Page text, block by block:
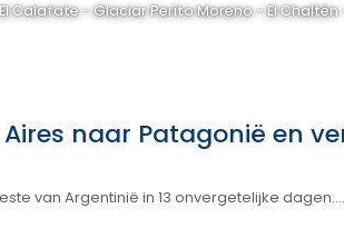
Calafate - Glaciar Perito Moreno - El
Aires naar Patagonië en
van Argentinië in 13 onvergetelijke dagen....